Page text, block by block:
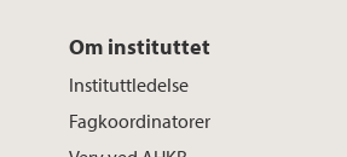
Om instituttet
Instituttledelse
Fagkoordinatorer